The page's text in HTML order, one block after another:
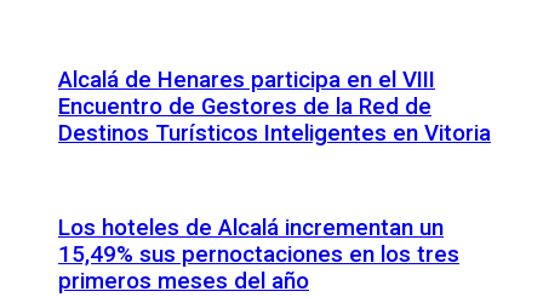
Alcalá de Henares participa en el VIII
Encuentro de Gestores de la Red de
Destinos Turísticos Inteligentes en Vitoria
Los hoteles de Alcalá incrementan un
15,49% sus pernoctaciones en los tres
primeros meses del año